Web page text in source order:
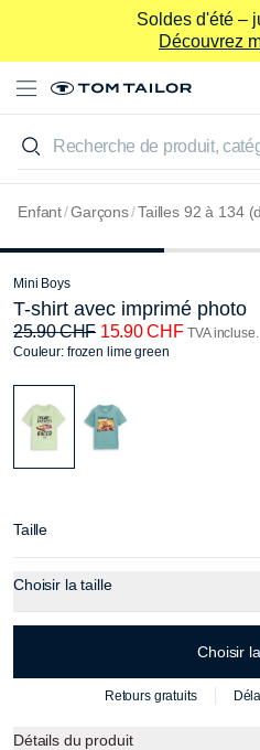
Soldes d'été –
Découvrez
Recherche de produit,
Enfant/Garçons/Tailles 92 à 134
Mini Boys
T-shirt avec imprimé photo
25.90 CHF 15.90 CHF TVA incluse.
Couleur: frozen lime green
Taille
Choisir la taille
Choisir
Retours gratuits
Détails du produit